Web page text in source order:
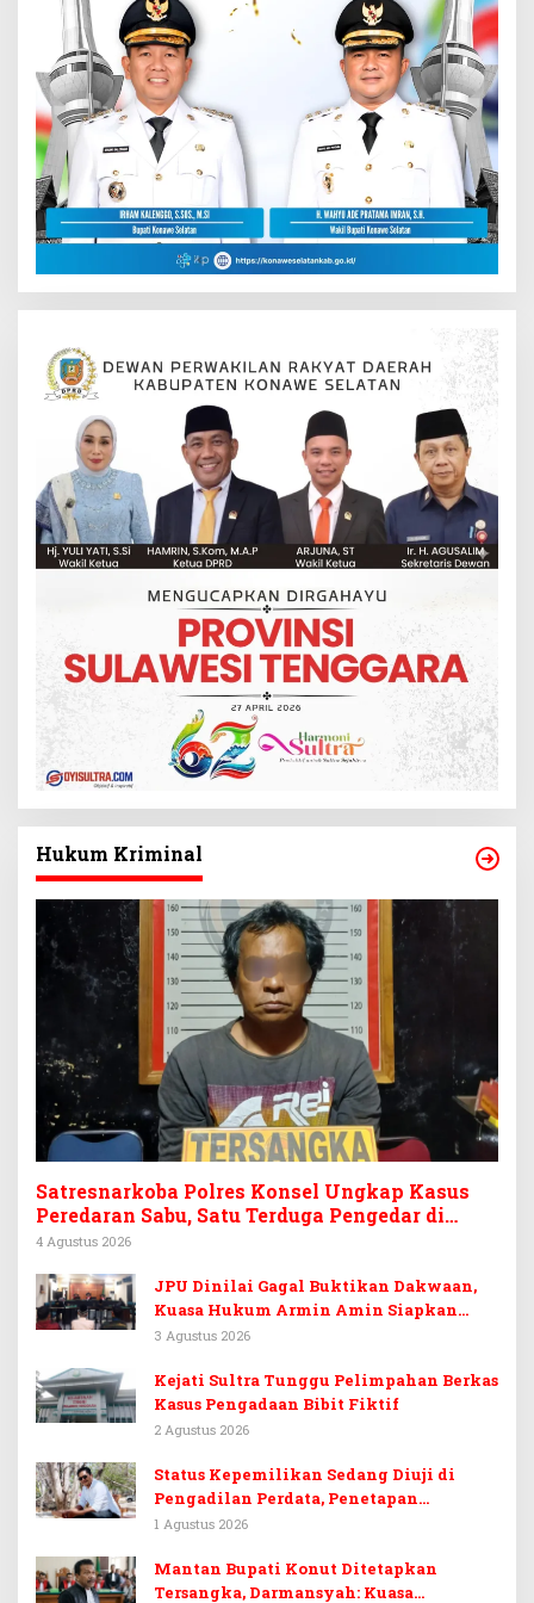
Hukum Kriminal
Satresnarkoba Polres Konsel Ungkap Kasus
Peredaran Sabu, Satu Terduga Pengedar di
Tinanggea Ditangkap
4 Agustus 2026
JPU Dinilai Gagal Buktikan Dakwaan,
Kuasa Hukum Armin Amin Siapkan
Pledoi dan Minta Putusan Bebas
3 Agustus 2026
Kejati Sultra Tunggu Pelimpahan Berkas
Kasus Pengadaan Bibit Fiktif
2 Agustus 2026
Status Kepemilikan Sedang Diuji di
Pengadilan Perdata, Penetapan
Tersangka Dr. Ruksamin Dinilai
1 Agustus 2026
Mantan Bupati Konut Ditetapkan
Tersangka, Darmansyah: Kuasa